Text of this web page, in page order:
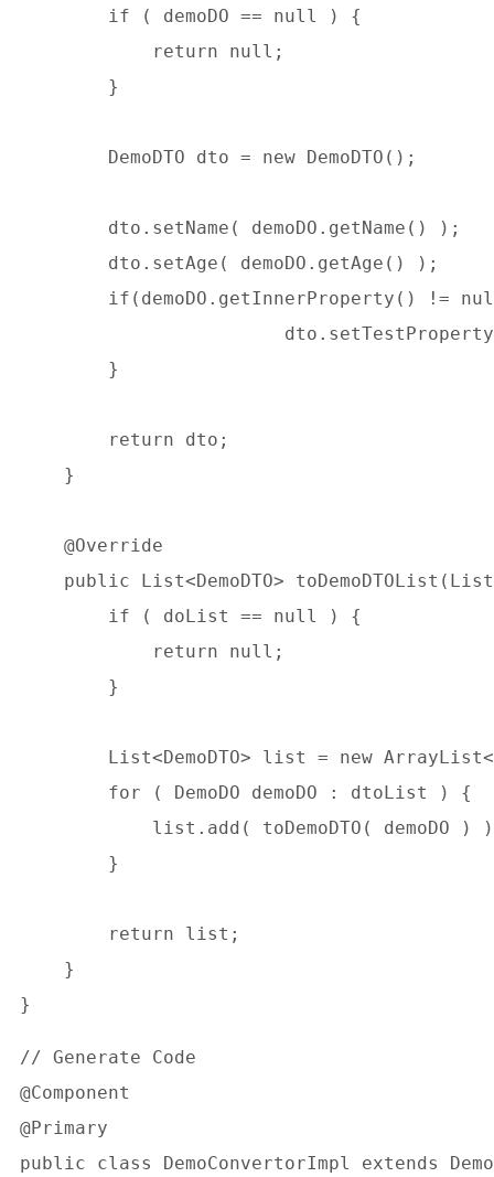
        if ( demoDO == null ) {
            return null;
        }
        DemoDTO dto = new DemoDTO();
        dto.setName( demoDO.getName() );
        dto.setAge( demoDO.getAge() );
if(demoDO.getInnerProperty() !=
        }
        return dto;
    }
    @Override
public List<DemoDTO>
        if ( doList == null ) {
            return null;
        }
List<DemoDTO> list = new
        for ( DemoDO demoDO : dtoList ) {
list.add( toDemoDTO( demoDO )
        }
        return list;
    }
// Generate Code
@Component
@Primary
public class DemoConvertorImpl extends